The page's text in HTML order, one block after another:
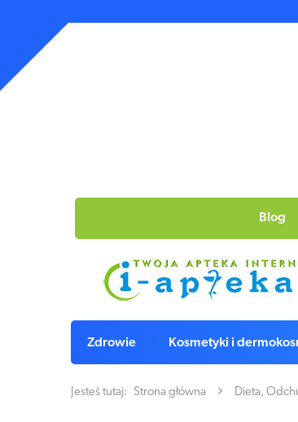
Blog
Zdrowie Kosmetyki i
Jesteś tutaj: Strona główna Dieta,